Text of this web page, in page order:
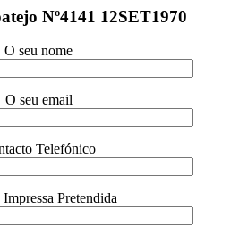
Nº4141 12SET1970
O seu nome
O seu email
Telefónico
Pretendida